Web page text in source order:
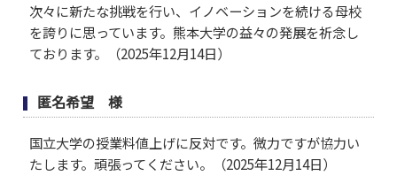
次々に新たな挑戦を行い、イノベーションを続ける母校
を誇りに思っています。熊本大学の益々の発展を祈念し
ております。（2025年12月14日）
匿名希望 様
国立大学の授業料値上げに反対です。微力ですが協力い
たします。頑張ってください。（2025年12月14日）